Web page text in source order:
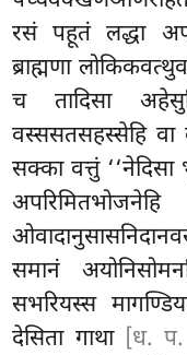
रसं पहूतं लद्धा
ब्राह्मणा
च तादिसा
वस्ससतसहस्सेहि वा
सक्का वत्तुं ‘‘नेदिसा
समानं
सभरियस्स
देसिता गाथा [ध. प.